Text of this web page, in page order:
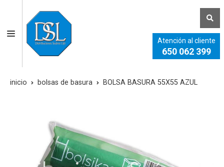
Atención al cliente
650 062 399
inicio bolsas de basura BOLSA BASURA 55X55 AZUL